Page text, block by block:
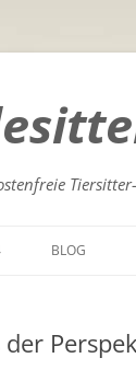
BLOG